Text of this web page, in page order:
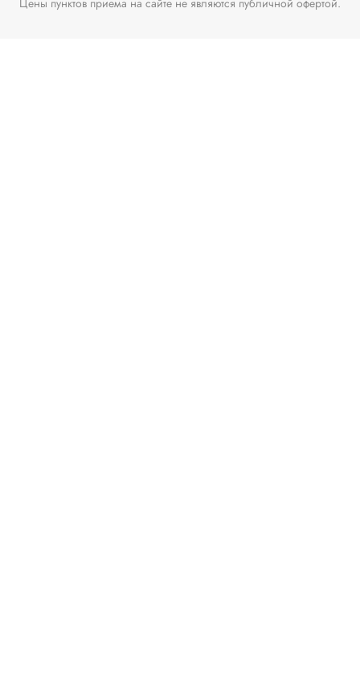
Цены пунктов приема на сайте не являются публичной офертой.